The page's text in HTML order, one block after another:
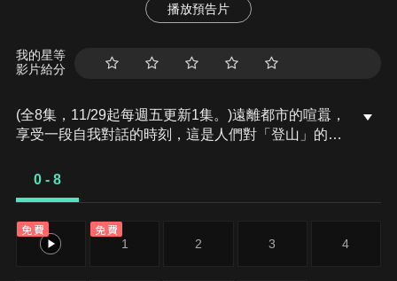
播放預告片
我的星等
影片給分
(全8集，11/29起每週五更新1集。)遠離都市的喧囂，
享受一段自我對話的時刻，這是人們對「登山」的一
藏在「下山吃飯」的期待之中。劇情講述了一位在職
溫暖與撫慰…登山的目的地並非山頂，而是下山後吃
的那一頓滿足味蕾的美食！
0 - 8
免費
0
免費
1 2 3 4